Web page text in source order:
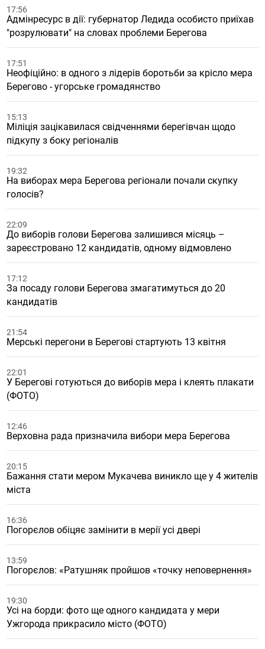
17:56
Адмінресурс в дії: губернатор Ледида особисто приїхав
"розрулювати" на словах проблеми Берегова
17:51
Неофіційно: в одного з лідерів боротьби за крісло мера
Берегово - угорське громадянство
15:13
Міліція зацікавилася свідченнями берегівчан щодо
підкупу з боку регіоналів
19:32
На виборах мера Берегова регіонали почали скупку
голосів?
22:09
До виборів голови Берегова залишився місяць –
зареєстровано 12 кандидатів, одному відмовлено
17:12
За посаду голови Берегова змагатимуться до 20
кандидатів
21:54
Мерські перегони в Берегові стартують 13 квітня
22:01
У Берегові готуються до виборів мера і клеять плакати
(ФОТО)
12:46
Верховна рада призначила вибори мера Берегова
20:15
Бажання стати мером Мукачева виникло ще у 4 жителів
міста
16:36
Погорєлов обіцяє замінити в мерії усі двері
13:59
Погорєлов: «Ратушняк пройшов «точку неповернення»
19:30
Усі на борди: фото ще одного кандидата у мери
Ужгорода прикрасило місто (ФОТО)